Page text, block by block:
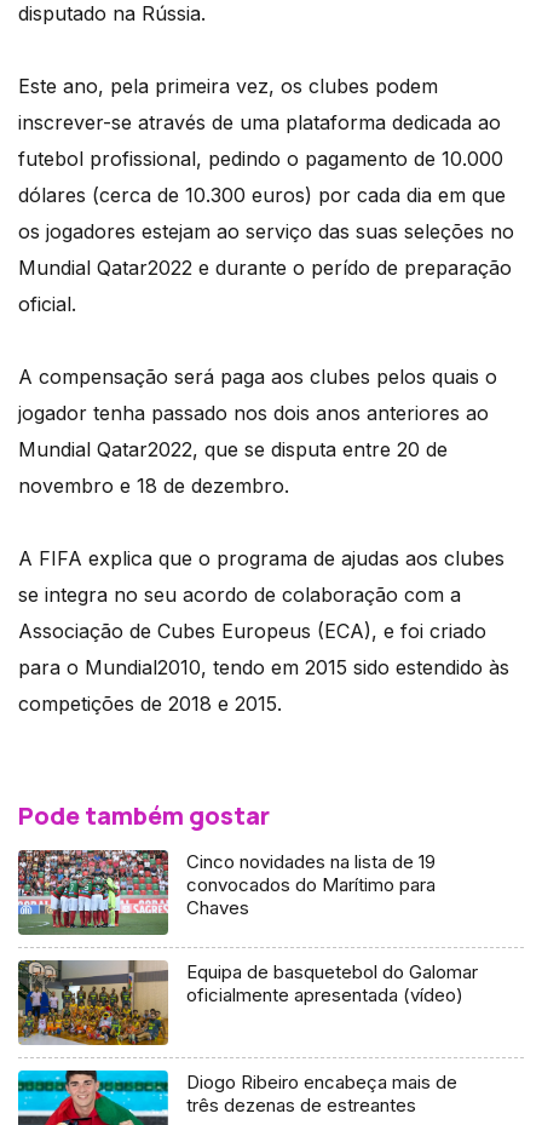
disputado na Rússia.
Este ano, pela primeira vez, os clubes podem
inscrever-se através de uma plataforma dedicada ao
futebol profissional, pedindo o pagamento de 10.000
dólares (cerca de 10.300 euros) por cada dia em que
os jogadores estejam ao serviço das suas seleções no
Mundial Qatar2022 e durante o perído de preparação
oficial.
A compensação será paga aos clubes pelos quais o
jogador tenha passado nos dois anos anteriores ao
Mundial Qatar2022, que se disputa entre 20 de
novembro e 18 de dezembro.
A FIFA explica que o programa de ajudas aos clubes
se integra no seu acordo de colaboração com a
Associação de Cubes Europeus (ECA), e foi criado
para o Mundial2010, tendo em 2015 sido estendido às
competições de 2018 e 2015.
Pode também gostar
Cinco novidades na lista de 19
convocados do Marítimo para
Chaves
Equipa de basquetebol do Galomar
oficialmente apresentada (vídeo)
Diogo Ribeiro encabeça mais de
três dezenas de estreantes